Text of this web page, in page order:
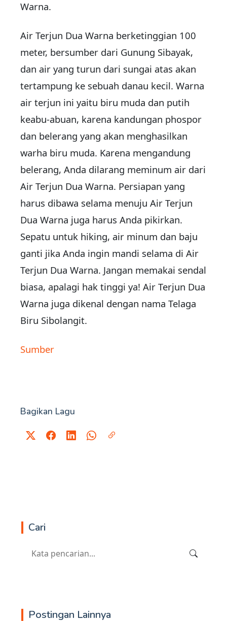
Warna.
Air Terjun Dua Warna berketinggian 100
meter, bersumber dari Gunung Sibayak,
dan air yang turun dari sungai atas akan
tertampung ke sebuah danau kecil. Warna
air terjun ini yaitu biru muda dan putih
keabu-abuan, karena kandungan phospor
dan belerang yang akan menghasilkan
warha biru muda. Karena mengandung
belerang, Anda dilarang meminum air dari
Air Terjun Dua Warna. Persiapan yang
harus dibawa selama menuju Air Terjun
Dua Warna juga harus Anda pikirkan.
Sepatu untuk hiking, air minum dan baju
ganti jika Anda ingin mandi selama di Air
Terjun Dua Warna. Jangan memakai sendal
biasa, apalagi hak tinggi ya! Air Terjun Dua
Warna juga dikenal dengan nama Telaga
Biru Sibolangit.
Sumber
Bagikan Lagu
Cari
Postingan Lainnya